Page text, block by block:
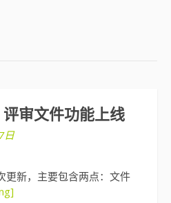
审文件功能上线
日
更新，主要包含两点：文件